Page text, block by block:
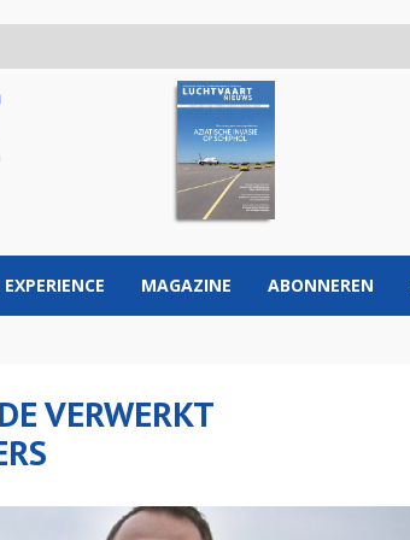
EXPERIENCE MAGAZINE ABONNEREN
VERWERKT